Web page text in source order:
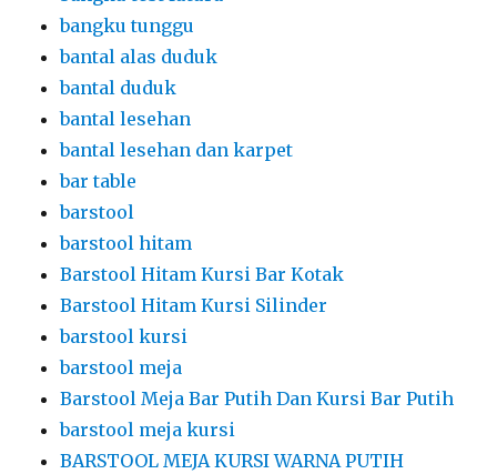
bangku tunggu
bantal alas duduk
bantal duduk
bantal lesehan
bantal lesehan dan karpet
bar table
barstool
barstool hitam
Barstool Hitam Kursi Bar Kotak
Barstool Hitam Kursi Silinder
barstool kursi
barstool meja
Barstool Meja Bar Putih Dan Kursi Bar Putih
barstool meja kursi
BARSTOOL MEJA KURSI WARNA PUTIH